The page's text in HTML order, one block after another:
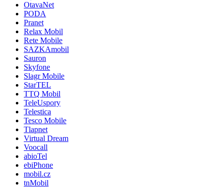
OtavaNet
PODA
Pranet
Relax Mobil
Rete Mobile
SAZKAmobil
Sauron
Skyfone
Slagr Mobile
StarTEL
TTQ Mobil
TeleUspory
Telestica
Tesco Mobile
Tlapnet
Virtual Dream
Voocall
abioTel
ebiPhone
mobil.cz
tnMobil